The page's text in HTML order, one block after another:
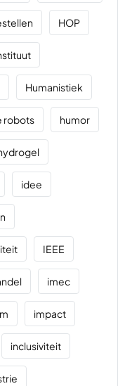
HOP
Humanistiek
robots humor
idee
IEEE
imec
impact
inclusiviteit